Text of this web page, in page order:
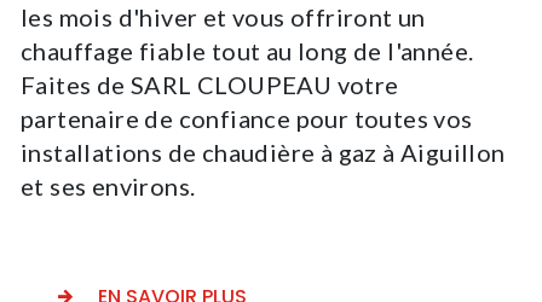
les mois d'hiver et vous offriront un
chauffage fiable tout au long de l'année.
Faites de SARL CLOUPEAU votre
partenaire de confiance pour toutes vos
installations de chaudière à gaz à Aiguillon
et ses environs.
EN SAVOIR PLUS